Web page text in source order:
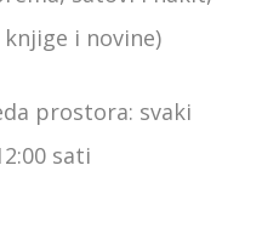
i novine)
prostora: svaki
sati